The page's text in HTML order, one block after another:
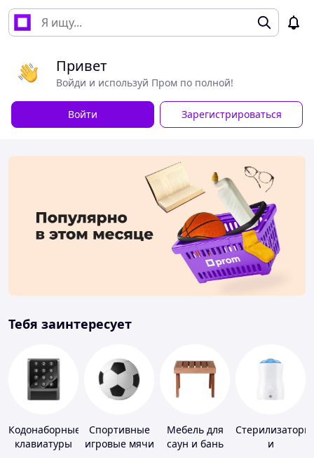
Привет
Войди и используй Пром по полной!
Войти Зарегистрироваться
Тебя заинтересует
Кодонаборные
клавиатуры
Спортивные
игровые мячи
Мебель для
саун и бань
Стерилизаторы
и